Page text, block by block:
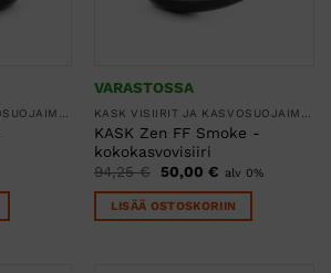
VARASTOSSA
KASK Zen FF Smoke -
kokokasvovisiiri
94,25€
Alkuperäinen
hinta
oli:
94,25 €.
50,00 €Nykyinen
on:
50,00 €.
alv 0%
LISÄÄ OSTOSKORIIN